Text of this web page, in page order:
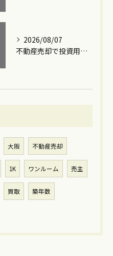
2026/08/07
不動産売却で投資用ワンルームマンションの利益を最大化する実践的な手順と注意点
大阪 不動産売却
1K ワンルーム 売主
買取 築年数